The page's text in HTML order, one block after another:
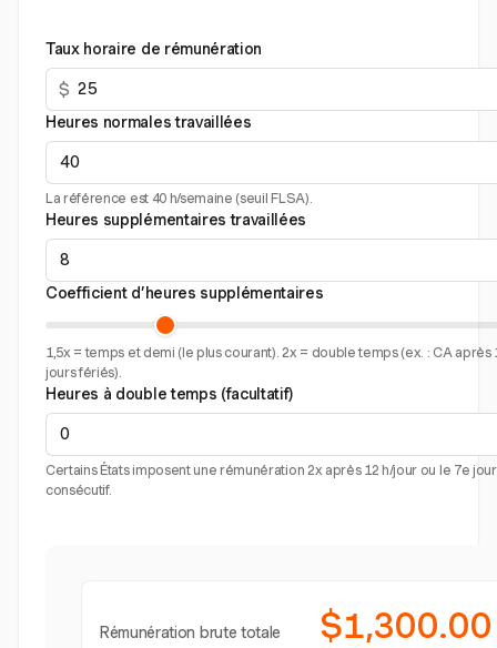
Taux horaire de rémunération
$
Heures normales travaillées
La référence est 40 h/semaine (seuil FLSA).
Heures supplémentaires travaillées
Coefficient d’heures supplémentaires
1,5x = temps et demi (le plus courant). 2x = double temps (ex. : CA après
jours fériés).
Heures à double temps (facultatif)
Certains États imposent une rémunération 2x après 12 h/jour ou le 7e jour
consécutif.
Rémunération brute totale $1,300.00